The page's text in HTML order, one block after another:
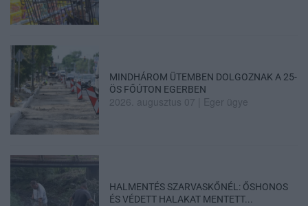
MINDHÁROM ÜTEMBEN DOLGOZNAK A 25-
ÖS FŐÚTON EGERBEN
2026. augusztus 07 Eger ügye
HALMENTÉS SZARVASKŐNÉL: ŐSHONOS
ÉS VÉDETT HALAKAT MENTETT...